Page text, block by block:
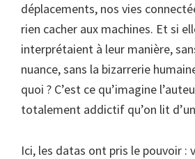
déplacements, nos vies
rien cacher aux machines. Et si
interprétaient à leur manière,
nuance, sans la bizarrerie
quoi ? C’est ce qu’imagine
totalement addictif qu’on lit
Ici, les datas ont pris le pouvoir :